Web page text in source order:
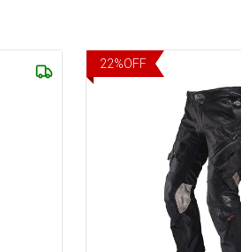
22%OFF